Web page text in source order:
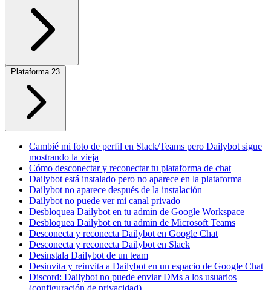
Plataforma 23
Cambié mi foto de perfil en Slack/Teams pero Dailybot sigue
mostrando la vieja
Cómo desconectar y reconectar tu plataforma de chat
Dailybot está instalado pero no aparece en la plataforma
Dailybot no aparece después de la instalación
Dailybot no puede ver mi canal privado
Desbloquea Dailybot en tu admin de Google Workspace
Desbloquea Dailybot en tu admin de Microsoft Teams
Desconecta y reconecta Dailybot en Google Chat
Desconecta y reconecta Dailybot en Slack
Desinstala Dailybot de un team
Desinvita y reinvita a Dailybot en un espacio de Google Chat
Discord: Dailybot no puede enviar DMs a los usuarios
(configuración de privacidad)